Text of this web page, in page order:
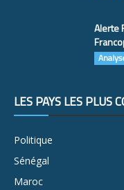
Alerte
LES PAYS LES PLUS
Politique
Sénégal
Maroc